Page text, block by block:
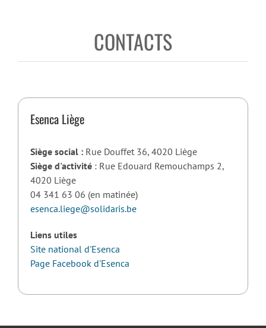
CONTACTS
Esenca Liège
Siège social : Rue Douffet 36, 4020 Liège
Siège d'activité: Rue Edouard Remouchamps 2,
4020 Liège
04 341 63 06 (en matinée)
esenca.liege@solidaris.be
Liens utiles
Site national d'Esenca
Page Facebook d'Esenca